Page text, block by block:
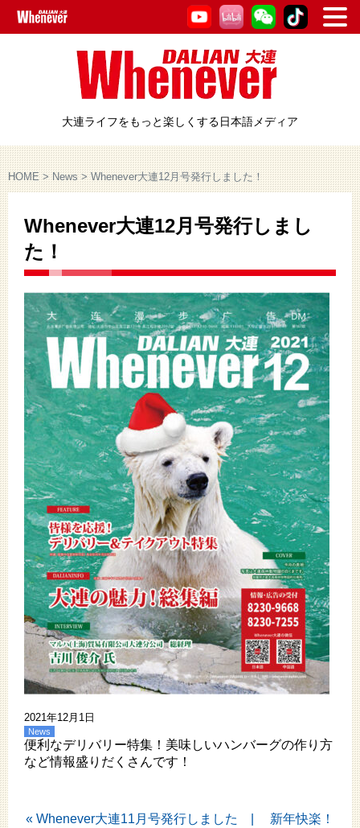
大連ライフをもっと楽しくする日本語メディア
HOME>News>Whenever大連12月号発行しました！
Whenever大連12月号発行しまし
た！
2021年12月1日
News
便利なデリバリー特集！美味しいハンバーグの作り方
など情報盛りだくさんです！
« Whenever大連11月号発行しました
新年快楽！